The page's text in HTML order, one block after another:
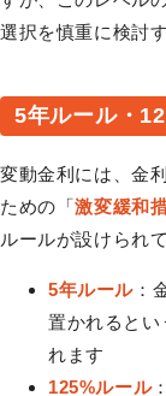
選択を慎重に検討
5年ルール・
変動金利には、金
ための「激変緩和
ルールが設けられ
5年ルール ：
置かれるとい
れます
125%ルール